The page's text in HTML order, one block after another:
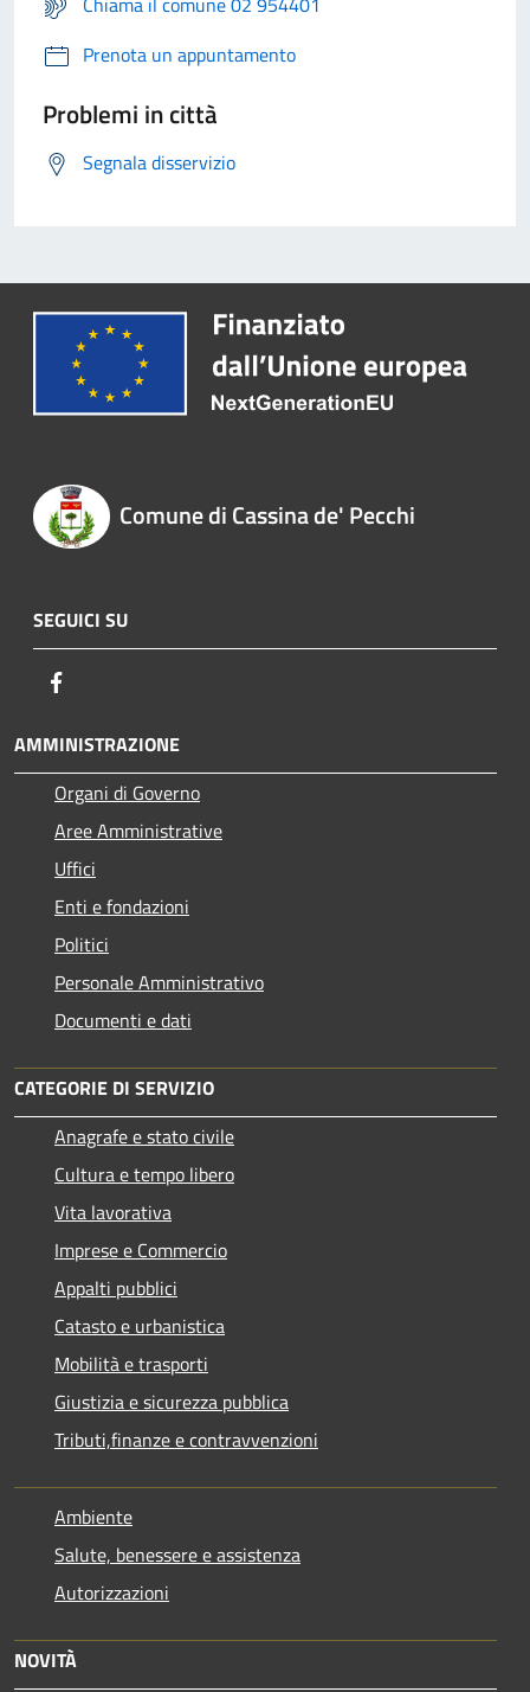
Prenota un appuntamento
Problemi in città
Segnala disservizio
Comune di Cassina de' Pecchi
SEGUICI SU
AMMINISTRAZIONE
Organi di Governo
Aree Amministrative
Uffici
Enti e fondazioni
Politici
Personale Amministrativo
Documenti e dati
CATEGORIE DI SERVIZIO
Anagrafe e stato civile
Cultura e tempo libero
Vita lavorativa
Imprese e Commercio
Appalti pubblici
Catasto e urbanistica
Mobilità e trasporti
Giustizia e sicurezza pubblica
Tributi,finanze e contravvenzioni
Ambiente
Salute, benessere e assistenza
Autorizzazioni
NOVITÀ